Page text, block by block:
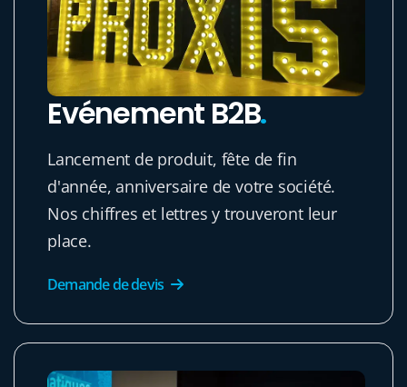
Evénement B2B.
Lancement de produit, fête de fin
d'année, anniversaire de votre société.
Nos chiffres et lettres y trouveront leur
place.
Demande de devis